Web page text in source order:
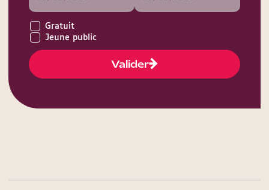
Gratuit
Jeune public
Valider